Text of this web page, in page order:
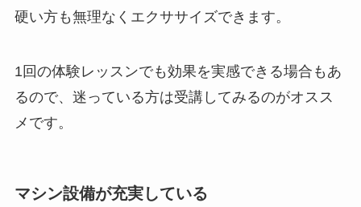
硬い方も無理なくエクササイズできます。
1回の体験レッスンでも効果を実感できる場合もあ
るので、迷っている方は受講してみるのがオスス
メです。
マシン設備が充実している